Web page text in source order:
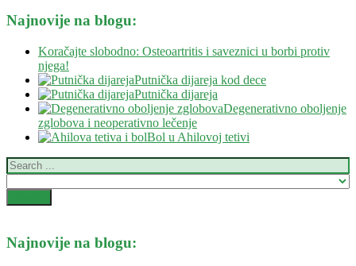
Najnovije na blogu:
Koračajte slobodno: Osteoartritis i saveznici u borbi protiv
njega!
Putnička dijareja kod dece
Putnička dijareja
Degenerativno oboljenje
zglobova i neoperativno lečenje
Bol u Ahilovoj tetivi
Najnovije na blogu: